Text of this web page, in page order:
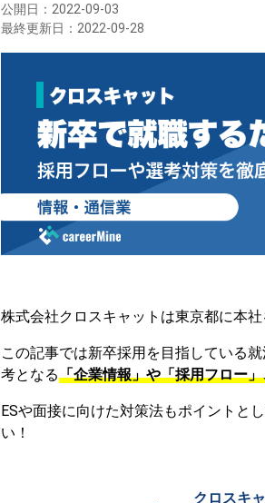
公開日： 2022-09-03
最終更新日： 2022-09-28
株式会社クロスキャットは東京都に本
この記事では新卒採用を目指している
考となる「企業情報」や「採用フロー
ESや面接に向けた対策法もポイントと
い！
クロスキ